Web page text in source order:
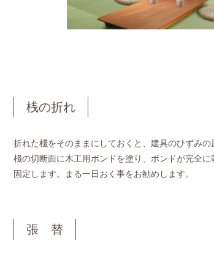
桟の折れ
折れた棧をそのままにしておくと、建具のひずみの
棧の切断面に木工用ボンドを塗り、ボンドが完全に
固定します。まる一日おく事をお勧めします。
張 替